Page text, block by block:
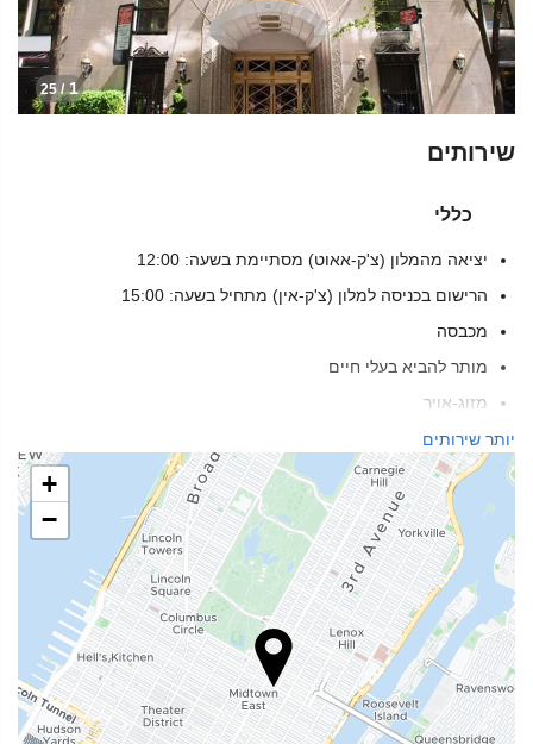
1
/ 25
שירותים
כללי
יציאה מהמלון (צ'ק-אאוט) מסתיימת בשעה: 12:00
הרישום בכניסה למלון (צ'ק-אין) מתחיל בשעה: 15:00
מכבסה
מותר להביא בעלי חיים
מזוג-אויר
חימום
מעלית
אנשים עם ניידות מוגבלת
חדרים ללא לעשן
אזור עישון
שירותי קבלה
דלפק קבלה 24 שעות ביממה
אחסון מטען
יותר שירותים
+
−